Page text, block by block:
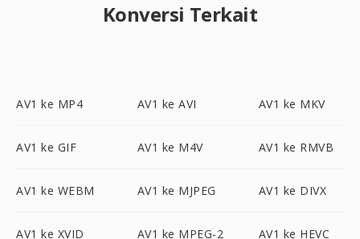
Konversi Terkait
AV1 ke MP4 AV1 ke AVI AV1 ke MKV
AV1 ke GIF AV1 ke M4V AV1 ke RMVB
AV1 ke WEBM AV1 ke MJPEG AV1 ke DIVX
AV1 ke XVID AV1 ke MPEG-2 AV1 ke HEVC